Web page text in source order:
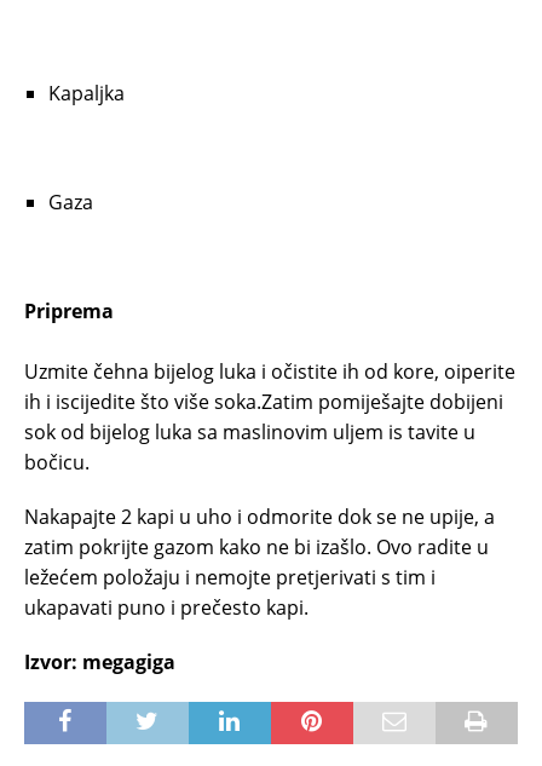
Kapaljka
Gaza
Priprema
Uzmite čehna bijelog luka i očistite ih od kore, oiperite
ih i iscijedite što više soka.Zatim pomiješajte dobijeni
sok od bijelog luka sa maslinovim uljem is tavite u
bočicu.
Nakapajte 2 kapi u uho i odmorite dok se ne upije, a
zatim pokrijte gazom kako ne bi izašlo. Ovo radite u
ležećem položaju i nemojte pretjerivati s tim i
ukapavati puno i prečesto kapi.
Izvor: megagiga